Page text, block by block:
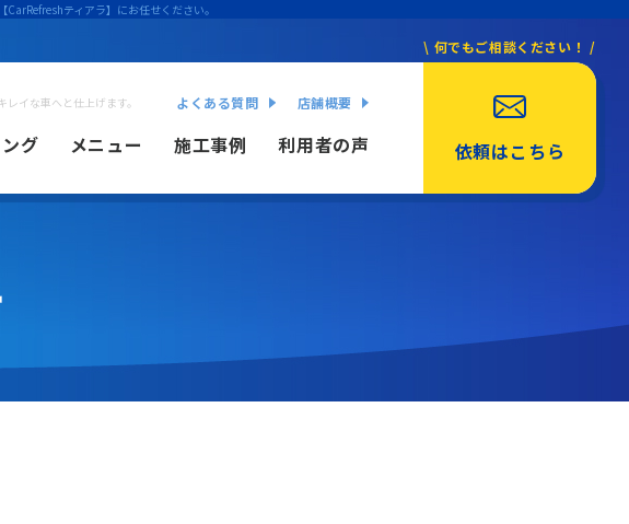
ティアラ】にお任せください。
イな車へと仕上げます。 よくある質問 店舗概要
グ メニュー 施工事例 利用者の声
\ 何でもご相談ください！ /
依頼はこちら